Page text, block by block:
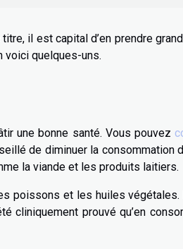
il est capital d’en prendre
voici quelques-uns.
une bonne santé. Vous pouvez
de diminuer la consommation
la viande et les produits laitiers.
poissons et les huiles
prouvé qu’en